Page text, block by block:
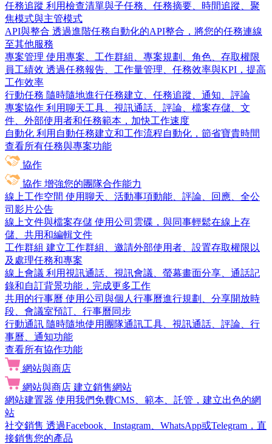
任務追蹤 利用檢查清單與子任務、任務摘要、時間追蹤、聚
焦模式與主管模式
API與整合 透過進階任務自動化的API整合，將您的任務連線
至其他服務
專案管理 使用專案、工作群組、專案規劃、角色、存取權限
員工績效 透過任務報告、工作量管理、任務效率與KPI，提高
工作效率
行動任務 隨時隨地進行任務建立、任務追蹤、通知、評論
專案協作 利用聊天工具、視訊通話、評論、檔案存儲、文
件、外部使用者和任務範本，加快工作速度
自動化 利用自動任務建立和工作流程自動化，節省寶貴時間
查看所有任務與專案功能
協作
協作 增強您的團隊合作能力
線上工作空間 使用聊天、活動事項動能、評論、回應、全公
司影片公告
線上文件與檔案存儲 使用公司雲碟，與同事輕鬆在線上存
儲、共用和編輯文件
工作群組 建立工作群組、邀請外部使用者、設置存取權限以
及處理任務和專案
線上會議 利用視訊通話、視訊會議、螢幕畫面分享、通話記
錄和自訂背景功能，完成更多工作
共用的行事曆 使用公司與個人行事曆進行規劃、分享開放時
段、會議室預訂、行事曆同步
行動通訊 隨時隨地使用團隊通訊工具、視訊通話、評論、行
事曆、通知功能
查看所有協作功能
網站與商店
網站與商店 建立銷售網站
網站建置器 使用我們免費CMS、範本、託管，建立出色的網
站
社交銷售 透過Facebook、Instagram、WhatsApp或Telegram，直
接銷售您的產品